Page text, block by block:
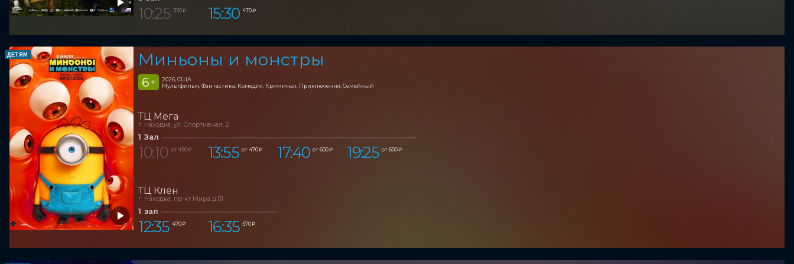
10:25 350 ₽ 15:30 470 ₽
ДЕТЯМ Миньоны и монстры
6 +
2026, США
Мультфильм, Фантастика, Комедия, Криминал, Приключения, Семейный
ТЦ Мега
г. Находка, ул. Спортивная, 2
1 Зал
10:10 от 450 ₽ 13:55 от 470 ₽ 17:40 от 600 ₽ 19:25 от 600 ₽
ТЦ Клён
г. Находка, пр-кт Мира д.51
1 зал
12:35 470 ₽ 16:35 570 ₽